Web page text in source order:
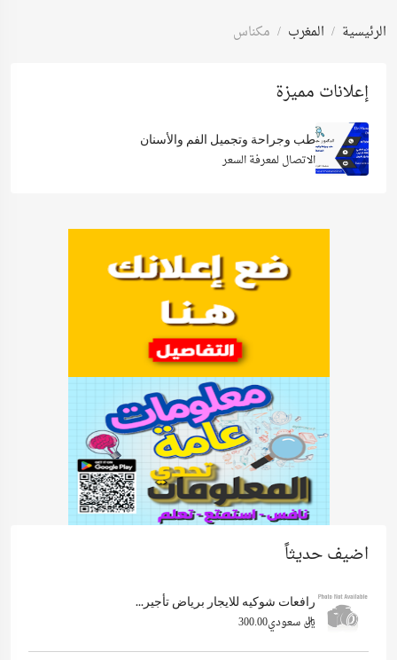
الرئيسية المغرب مكناس
إعلانات مميزة
طب وجراحة وتجميل الفم والأسنان
الاتصال لمعرفة السعر
اضيف حديثاً
رافعات شوكيه للايجار برياض تأجير...
ريال سعودي300.00